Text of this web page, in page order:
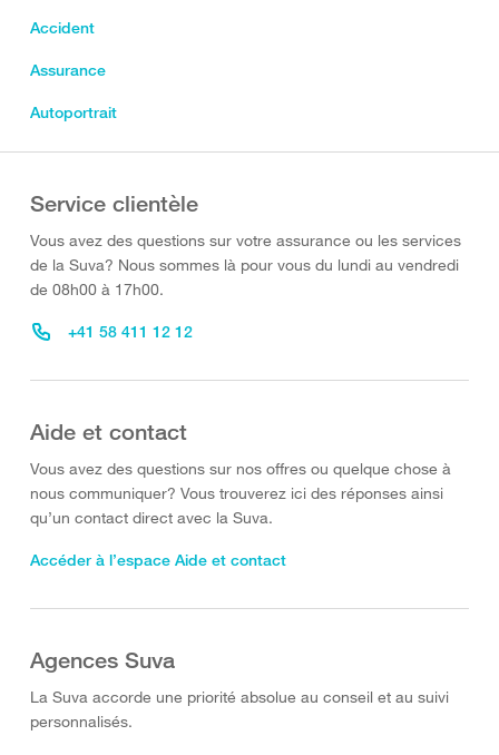
Accident
Assurance
Autoportrait
Service clientèle
Vous avez des questions sur votre assurance ou les services
de la Suva? Nous sommes là pour vous du lundi au vendredi
de 08h00 à 17h00.
+41 58 411 12 12
Aide et contact
Vous avez des questions sur nos offres ou quelque chose à
nous communiquer? Vous trouverez ici des réponses ainsi
qu’un contact direct avec la Suva.
Accéder à l’espace Aide et contact
Agences Suva
La Suva accorde une priorité absolue au conseil et au suivi
personnalisés.